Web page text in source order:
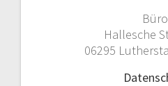
Hallesche
06295